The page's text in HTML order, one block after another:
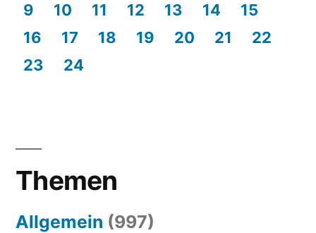
9
10 11 12 13 14
15
16
17 18 19 20 21
22
23
24
Themen
Allgemein (997)